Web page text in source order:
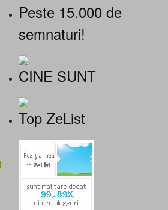
Peste 15.000 de
semnaturi!
CINE SUNT
Top ZeList